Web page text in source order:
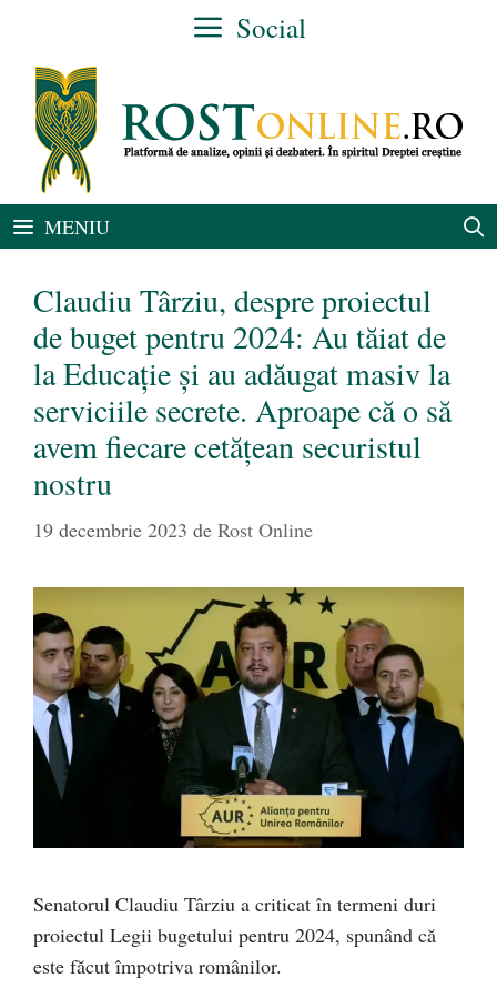
conținut
Social
MENIU
Claudiu Târziu, despre proiectul
de buget pentru 2024: Au tăiat de
la Educație și au adăugat masiv la
serviciile secrete. Aproape că o să
avem fiecare cetățean securistul
nostru
19 decembrie 2023 de Rost Online
Senatorul Claudiu Târziu a criticat în termeni duri
proiectul Legii bugetului pentru 2024, spunând că
este făcut împotriva românilor.